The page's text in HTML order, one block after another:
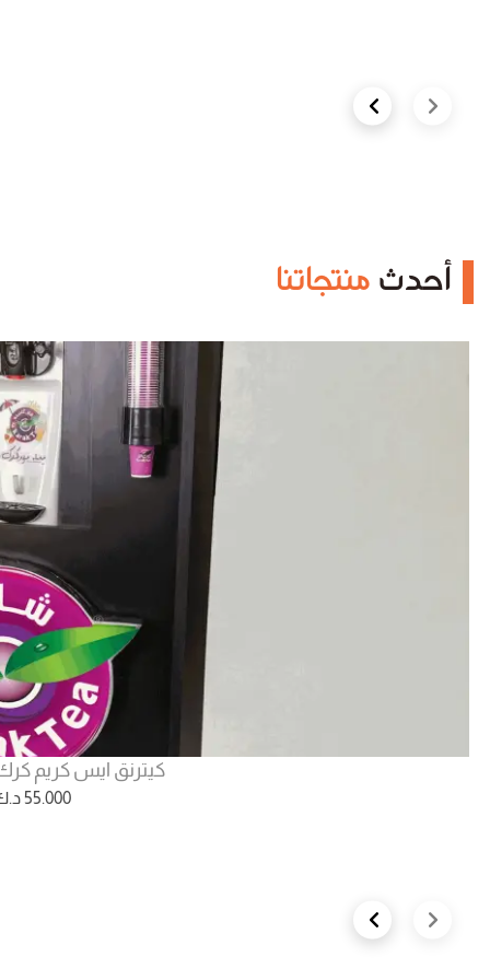
Next slidePrevious slide
أحدث منتجاتنا
كيترنق ايس كريم كرك - 40
55.000
Next slidePrevious slide